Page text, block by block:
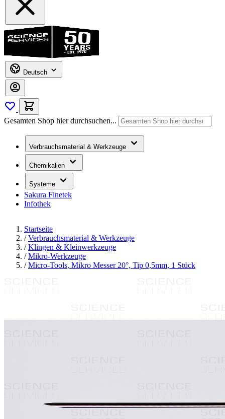
Deutsch
Gesamten Shop hier durchsuchen...
Verbrauchsmaterial & Werkzeuge
Chemikalien
Systeme
Sakura Finetek
Infothek
Startseite
/ Verbrauchsmaterial & Werkzeuge
/ Klingen & Kleinwerkzeuge
/ Mikro-Werkzeuge
/ Micro-Tools, Mikro Messer 20°, Tip 0,5mm, 1 Stück